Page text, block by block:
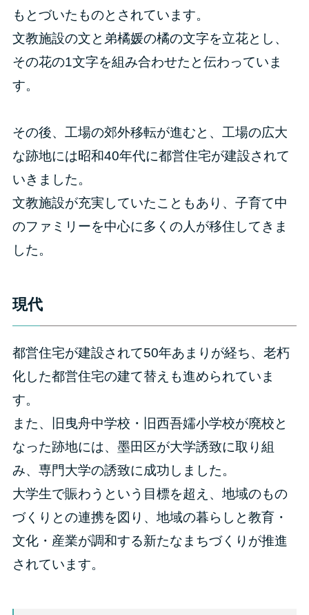
もとづいたものとされています。
文教施設の文と弟橘媛の橘の文字を立花とし、
その花の1文字を組み合わせたと伝わっていま
す。
その後、工場の郊外移転が進むと、工場の広大
な跡地には昭和40年代に都営住宅が建設されて
いきました。
文教施設が充実していたこともあり、子育て中
のファミリーを中心に多くの人が移住してきま
した。
現代
都営住宅が建設されて50年あまりが経ち、老朽
化した都営住宅の建て替えも進められていま
す。
また、旧曳舟中学校・旧西吾嬬小学校が廃校と
なった跡地には、墨田区が大学誘致に取り組
み、専門大学の誘致に成功しました。
大学生で賑わうという目標を超え、地域のもの
づくりとの連携を図り、地域の暮らしと教育・
文化・産業が調和する新たなまちづくりが推進
されています。